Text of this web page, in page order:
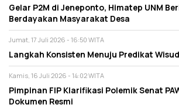
Gelar P2M di Jeneponto, Himatep UNM
Berdayakan Masyarakat Desa
Jumat, 17 Juli 2026 - 16:50 WITA
Langkah Konsisten Menuju Predikat
Kamis, 16 Juli 2026 - 14:02 WITA
Pimpinan FIP Klarifikasi Polemik Senat
Dokumen Resmi